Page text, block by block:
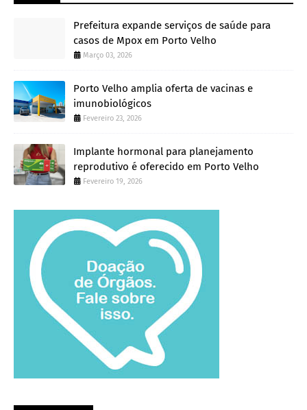
Prefeitura expande serviços de saúde para
casos de Mpox em Porto Velho
Março 03, 2026
Porto Velho amplia oferta de vacinas e
imunobiológicos
Fevereiro 23, 2026
Implante hormonal para planejamento
reprodutivo é oferecido em Porto Velho
Fevereiro 19, 2026